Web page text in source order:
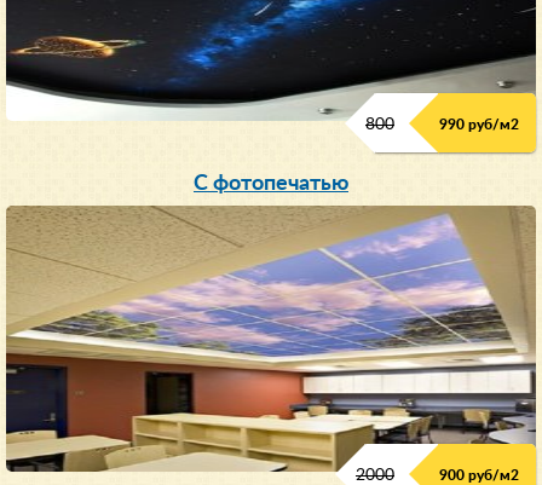
800 990 руб/м2
С фотопечатью
2000 900 руб/м2